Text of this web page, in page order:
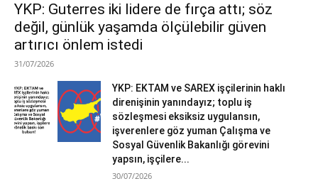
YKP: Guterres iki lidere de fırça attı; söz
değil, günlük yaşamda ölçülebilir güven
artırıcı önlem istedi
31/07/2026
YKP: EKTAM ve SAREX işçilerinin haklı
direnişinin yanındayız; toplu iş
sözleşmesi eksiksiz uygulansın,
işverenlere göz yuman Çalışma ve
Sosyal Güvenlik Bakanlığı görevini
yapsın, işçilere...
30/07/2026